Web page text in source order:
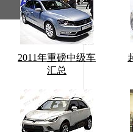
2011年重磅中级车
汇总